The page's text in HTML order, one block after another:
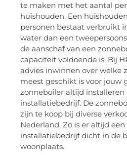
te maken met het aantal
huishouden. Een
personen bestaat verbruikt
water dan een
de aanschaf van een
capaciteit voldoende is. Bij
advies inwinnen over welke
meest geschikt is voor jouw
zonneboiler altijd installeren
installatiebedrijf. De
zijn te koop bij diverse
Nederland. Zo is er altijd
installatiebedrijf dicht in de
woonplaats.